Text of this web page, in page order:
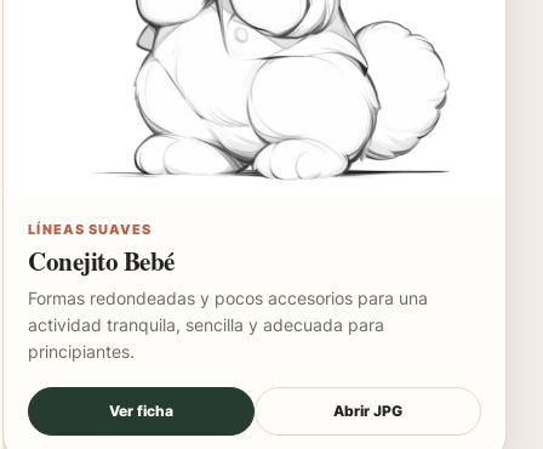
LÍNEAS SUAVES
Conejito Bebé
Formas redondeadas y pocos accesorios para una
actividad tranquila, sencilla y adecuada para
principiantes.
Ver ficha Abrir JPG